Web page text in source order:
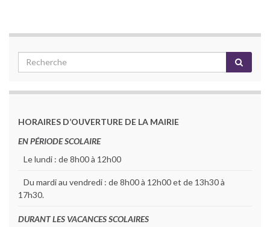
HORAIRES D’OUVERTURE DE LA MAIRIE
EN PÉRIODE SCOLAIRE
Le lundi : de 8h00 à 12h00
Du mardi au vendredi : de 8h00 à 12h00 et de 13h30 à
17h30.
DURANT LES VACANCES SCOLAIRES